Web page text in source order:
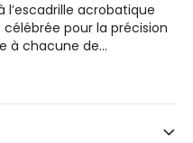
l’escadrille acrobatique
pour la précision
à chacune de...
Blue Angels, qui fait
et a une allure